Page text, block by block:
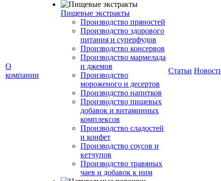
О
компании
Пищевые экстракты
Производство пряностей
Производство здорового
питания и суперфудов
Производство консервов
Производство мармелада
и джемов
Производство
мороженого и десертов
Производство напитков
Производство пищевых
добавок и витаминных
комплексов
Производство сладостей
и конфет
Производство соусов и
кетчупов
Производство травяных
чаев и добавок к ним
Статьи